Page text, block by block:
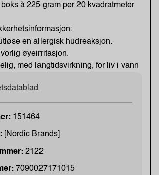
à 225 gram per 20 kvadratmeter
en allergisk hudreaksjon.
øyeirritasjon.
med langtidsvirkning, for liv i vann
151464
[Nordic Brands]
2122
7090027171015